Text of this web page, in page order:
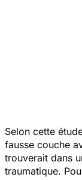
Selon cette
fausse couche
trouverait dans
traumatique.